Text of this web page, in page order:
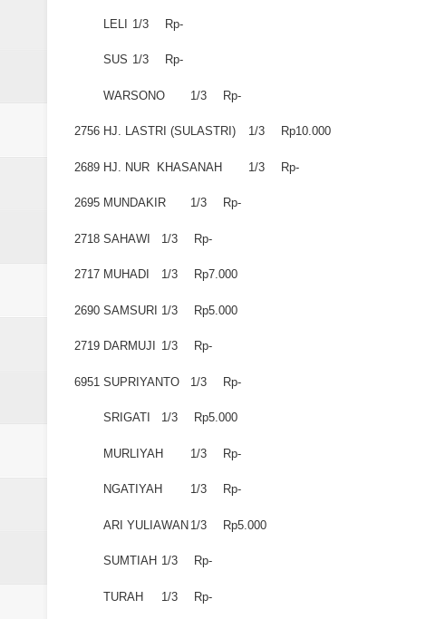
LELI 1/3 Rp-
SUS 1/3 Rp-
WARSONO 1/3 Rp-
2756 HJ. LASTRI (SULASTRI) 1/3 Rp10.000
2689 HJ. NUR KHASANAH 1/3 Rp-
2695 MUNDAKIR 1/3 Rp-
2718 SAHAWI 1/3 Rp-
2717 MUHADI 1/3 Rp7.000
2690 SAMSURI 1/3 Rp5.000
2719 DARMUJI 1/3 Rp-
6951 SUPRIYANTO 1/3 Rp-
SRIGATI 1/3 Rp5.000
MURLIYAH 1/3 Rp-
NGATIYAH 1/3 Rp-
ARI YULIAWAN 1/3 Rp5.000
SUMTIAH 1/3 Rp-
TURAH 1/3 Rp-